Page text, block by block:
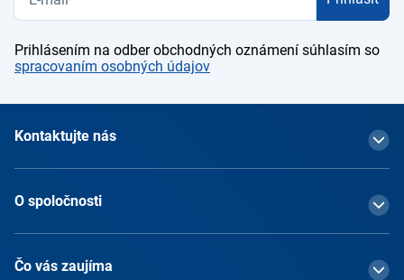
Prihlásením na odber obchodných oznámení súhlasím so
spracovaním osobných údajov
Kontaktujte nás
O spoločnosti
Čo vás zaujíma